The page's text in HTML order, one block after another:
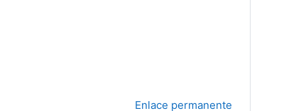
Enlace permanente